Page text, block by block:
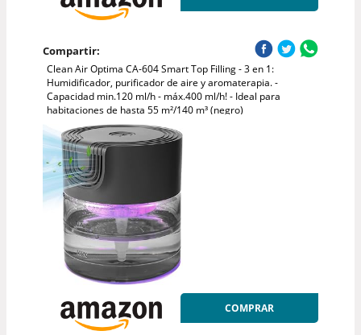
Compartir:
Clean Air Optima CA-604 Smart Top Filling - 3 en 1:
Humidificador, purificador de aire y aromaterapia. -
Capacidad min.120 ml/h - máx.400 ml/h! - Ideal para
habitaciones de hasta 55 m²/140 m³ (negro)
COMPRAR